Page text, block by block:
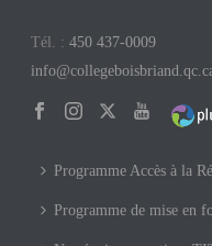
Tél. :450 437-0009
Programme Accès à la
Programme de mise en